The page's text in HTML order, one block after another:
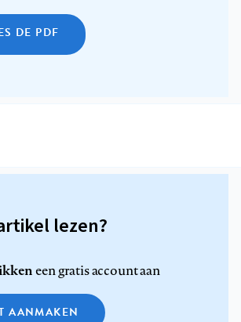
DE PDF
lezen?
een gratis account aan
AANMAKEN